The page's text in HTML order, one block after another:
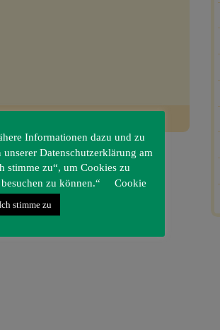
Informationen dazu und zu
Datenschutzerklärung am
stimme zu“, um Cookies zu
zu können.“
Cookie
stimme zu